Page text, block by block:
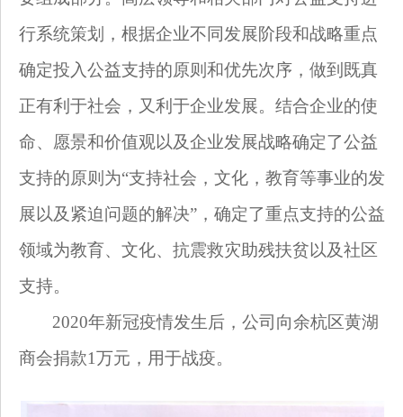
行系统策划，根据企业不同发展阶段和战略重点
确定投入公益支持的原则和优先次序，做到既真
正有利于社会，又利于企业发展。结合企业的使
命、愿景和价值观以及企业发展战略确定了公益
支持的原则为“支持社会，文化，教育等事业的发
展以及紧迫问题的解决”，确定了重点支持的公益
领域为教育、文化、抗震救灾助残扶贫以及社区
支持。
2020年新冠疫情发生后，公司向余杭区黄湖
商会捐款1万元，用于战疫。